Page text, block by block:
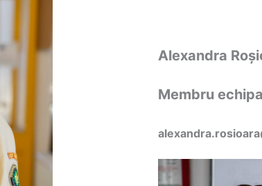
Alexandra
Membru